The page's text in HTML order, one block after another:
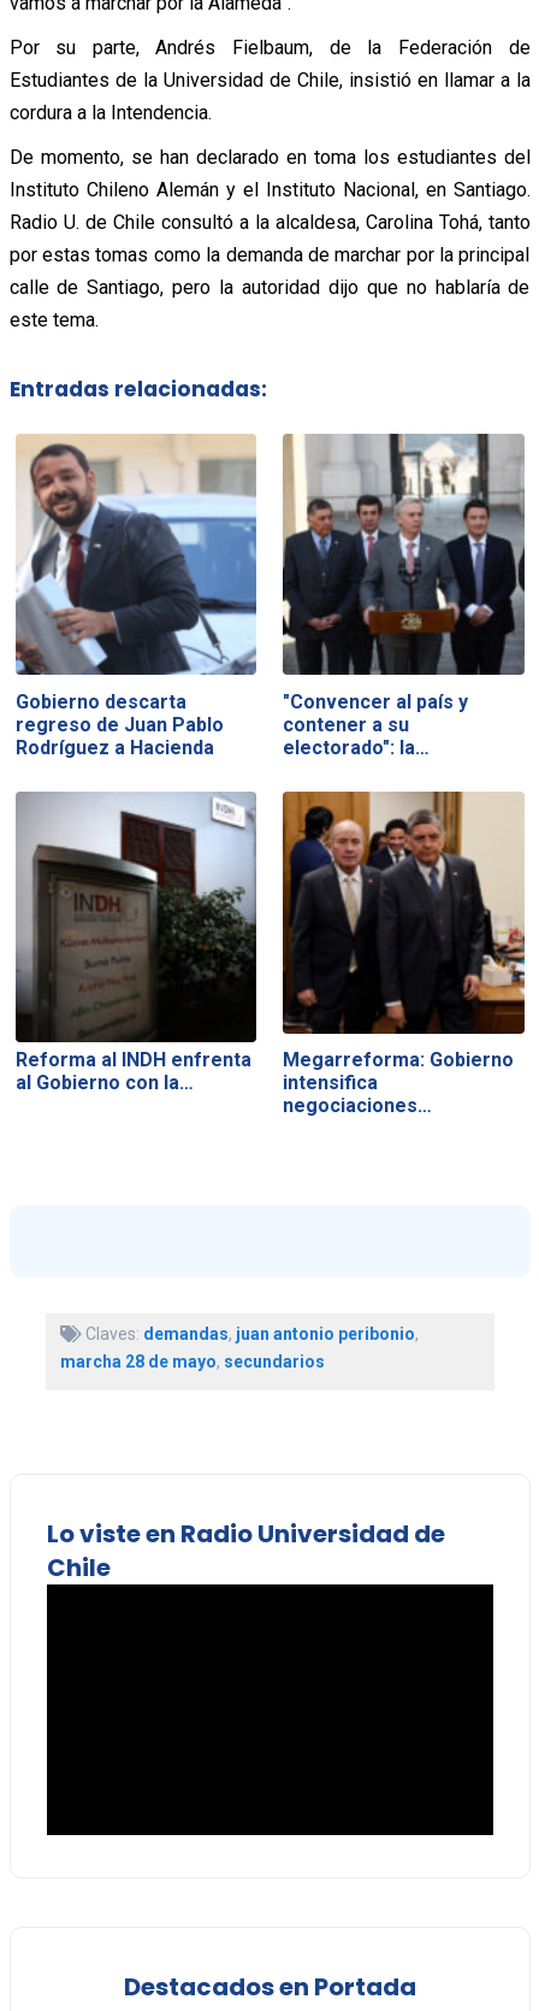
Por su parte, Andrés Fielbaum, de la Federación de
Estudiantes de la Universidad de Chile, insistió en llamar a la
cordura a la Intendencia.
De momento, se han declarado en toma los estudiantes del
Instituto Chileno Alemán y el Instituto Nacional, en Santiago.
Radio U. de Chile consultó a la alcaldesa, Carolina Tohá, tanto
por estas tomas como la demanda de marchar por la principal
calle de Santiago, pero la autoridad dijo que no hablaría de
este tema.
Entradas relacionadas:
Gobierno descarta
regreso de Juan Pablo
Rodríguez a Hacienda
"Convencer al país y
contener a su
electorado": la…
Reforma al INDH enfrenta
al Gobierno con la…
Megarreforma: Gobierno
intensifica
negociaciones…
Claves: demandas, juan antonio peribonio,
marcha 28 de mayo, secundarios
Lo viste en Radio Universidad de
Chile
Destacados en Portada